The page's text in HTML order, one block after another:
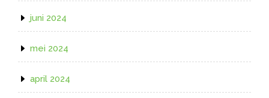
juni 2024
mei 2024
april 2024